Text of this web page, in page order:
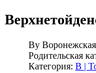
By
Родительская
Категория: В |